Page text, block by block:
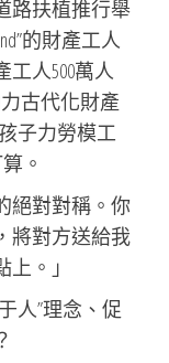
路扶植推行舉
的財產工人
人500萬人
古代化財產
子力勞模工
。
絕對對稱。你
將對方送給我
。」
人”理念、促